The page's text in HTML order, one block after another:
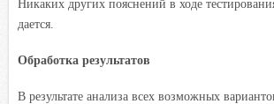
Никаких других пояснений в ходе
дается.
Обработка результатов
В результате анализа всех возможных